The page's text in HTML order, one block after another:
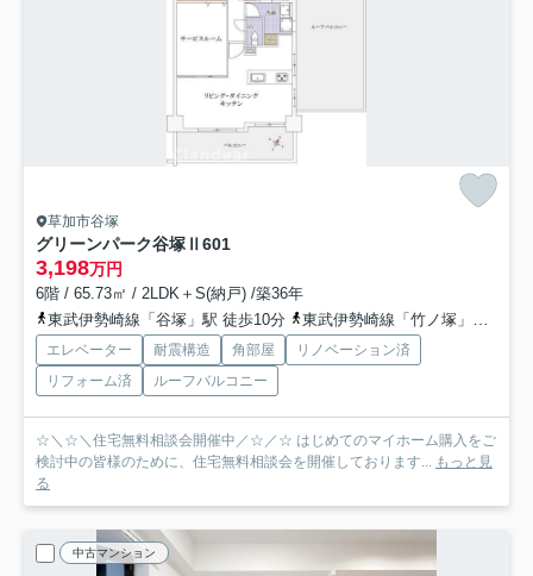
草加市谷塚
グリーンパーク谷塚Ⅱ 601
3,198万円
6階 / 65.73㎡ / 2LDK＋S(納戸) /築36年
東武伊勢崎線「谷塚」駅 徒歩10分
東武伊勢崎線「竹ノ塚」駅 徒歩27分
エレベーター 耐震構造 角部屋
リノベーション済
リフォーム済
ルーフバルコニー
☆＼☆＼住宅無料相談会開催中／☆／☆ はじめてのマイホーム購入をご
検討中の皆様のために、住宅無料相談会を開催しております... もっと見
る
中古マンション